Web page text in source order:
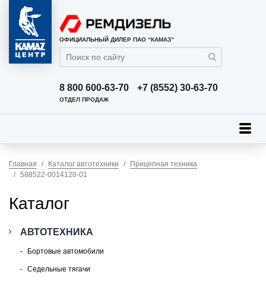
ОФИЦИАЛЬНЫЙ ДИЛЕР ПАО “КАМАЗ”
8 800 600-63-70 +7 (8552) 30-63-70
ОТДЕЛ ПРОДАЖ
Главная Каталог автотехники
Прицепная техника
588522-0014120-01
Каталог
АВТОТЕХНИКА
Бортовые автомобили
Седельные тягачи